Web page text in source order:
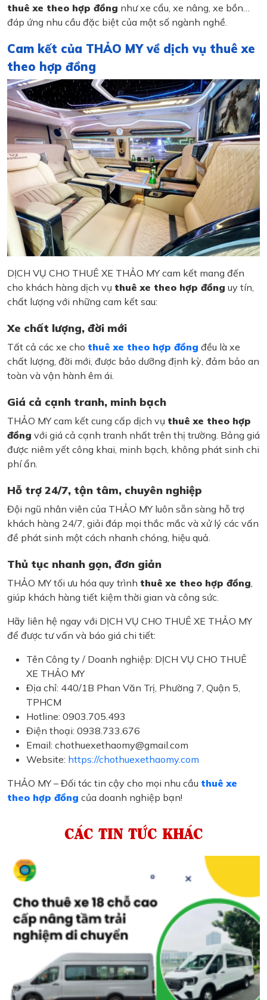
thuê xe theo hợp đồng như xe cẩu, xe nâng, xe bồn…
đáp ứng nhu cầu đặc biệt của một số ngành nghề.
Cam kết của THẢO MY về dịch vụ thuê xe
theo hợp đồng
DỊCH VỤ CHO THUÊ XE THẢO MY cam kết mang đến
cho khách hàng dịch vụ thuê xe theo hợp đồng uy tín,
chất lượng với những cam kết sau:
Xe chất lượng, đời mới
Tất cả các xe cho thuê xe theo hợp đồng đều là xe
chất lượng, đời mới, được bảo dưỡng định kỳ, đảm bảo an
toàn và vận hành êm ái.
Giá cả cạnh tranh, minh bạch
THẢO MY cam kết cung cấp dịch vụ thuê xe theo hợp
đồng với giá cả cạnh tranh nhất trên thị trường. Bảng giá
được niêm yết công khai, minh bạch, không phát sinh chi
phí ẩn.
Hỗ trợ 24/7, tận tâm, chuyên nghiệp
Đội ngũ nhân viên của THẢO MY luôn sẵn sàng hỗ trợ
khách hàng 24/7, giải đáp mọi thắc mắc và xử lý các vấn
đề phát sinh một cách nhanh chóng, hiệu quả.
Thủ tục nhanh gọn, đơn giản
THẢO MY tối ưu hóa quy trình thuê xe theo hợp đồng
giúp khách hàng tiết kiệm thời gian và công sức.
Hãy liên hệ ngay với DỊCH VỤ CHO THUÊ XE THẢO MY
để được tư vấn và báo giá chi tiết:
Tên Công ty / Doanh nghiệp: DỊCH VỤ CHO THUÊ
XE THẢO MY
Địa chỉ: 440/1B Phan Văn Trị, Phường 7, Quận 5,
TPHCM
Hotline: 0903.705.493
Điện thoại: 0938.733.676
Email: chothuexethaomy@gmail.com
Website: https://chothuexethaomy.com
THẢO MY – Đối tác tin cậy cho mọi nhu cầu thuê xe
theo hợp đồng của doanh nghiệp bạn!
CÁC TIN TỨC KHÁC